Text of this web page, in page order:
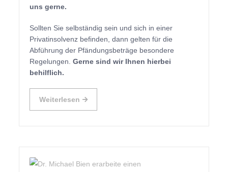
uns gerne.
Sollten Sie selbständig sein und sich in einer
Privatinsolvenz befinden, dann gelten für die
Abführung der Pfändungsbeträge besondere
Regelungen.Gerne sind wir Ihnen hierbei
behilflich.
Weiterlesen